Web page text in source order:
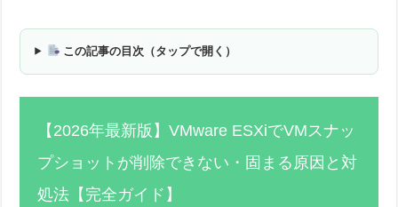
この記事の目次（タップで開く）
【2026年最新版】VMware ESXiでVMスナッ
プショットが削除できない・固まる原因と対
処法【完全ガイド】